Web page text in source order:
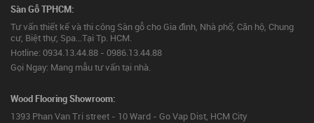
Sàn Gỗ TPHCM:
Tư vấn thiết kế và thi công Sàn gỗ cho Gia đình, Nhà phố, Căn hộ, Chung
cư, Biệt thự, Spa...Tại Tp. HCM.
Hotline: 0934.13.44.88 - 0986.13.44.88
Gọi Ngay: Mang mẫu tư vấn tại nhà.
Wood Flooring Showroom:
1393 Phan Van Tri street - 10 Ward - Go Vap Dist, HCM City